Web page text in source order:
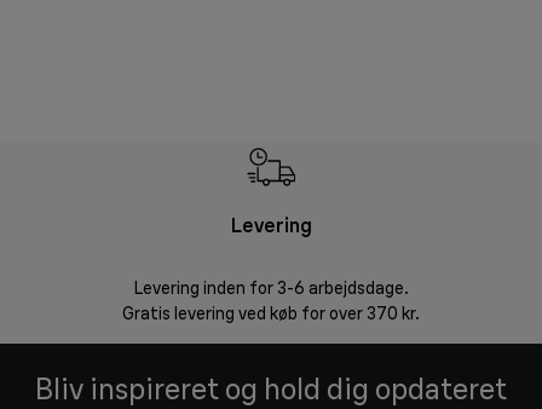
Levering
Levering inden for 3-6 arbejdsdage.
Gratis levering ved køb for over 370 kr.
Bliv inspireret og hold dig opdateret